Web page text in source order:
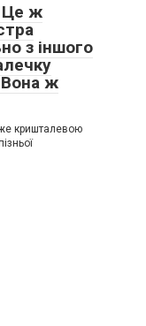
Це ж
з іншого
Вона ж
кришталевою